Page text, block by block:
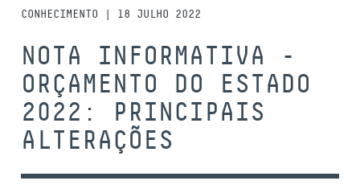
CONHECIMENTO | 18 JULHO 2022
NOTA INFORMATIVA -
ORÇAMENTO DO ESTADO
2022: PRINCIPAIS
ALTERAÇÕES